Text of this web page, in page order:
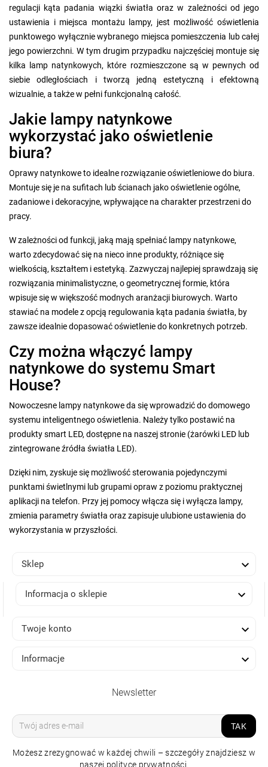
regulacji kąta padania wiązki światła oraz w zależności od jego
ustawienia i miejsca montażu lampy, jest możliwość oświetlenia
punktowego wyłącznie wybranego miejsca pomieszczenia lub całej
jego powierzchni. W tym drugim przypadku najczęściej montuje się
kilka lamp natynkowych, które rozmieszczone są w pewnych od
siebie odległościach i tworzą jedną estetyczną i efektowną
wizualnie, a także w pełni funkcjonalną całość.
Jakie lampy natynkowe
wykorzystać jako oświetlenie
biura?
Oprawy natynkowe to idealne rozwiązanie oświetleniowe do biura.
Montuje się je na sufitach lub ścianach jako oświetlenie ogólne,
zadaniowe i dekoracyjne, wpływające na charakter przestrzeni do
pracy.
W zależności od funkcji, jaką mają spełniać lampy natynkowe,
warto zdecydować się na nieco inne produkty, różniące się
wielkością, kształtem i estetyką. Zazwyczaj najlepiej sprawdzają się
rozwiązania minimalistyczne, o geometrycznej formie, która
wpisuje się w większość modnych aranżacji biurowych. Warto
stawiać na modele z opcją regulowania kąta padania światła, by
zawsze idealnie dopasować oświetlenie do konkretnych potrzeb.
Czy można włączyć lampy
natynkowe do systemu Smart
House?
Nowoczesne lampy natynkowe da się wprowadzić do domowego
systemu inteligentnego oświetlenia. Należy tylko postawić na
produkty smart LED, dostępne na naszej stronie (żarówki LED lub
zintegrowane źródła światła LED).
Dzięki nim, zyskuje się możliwość sterowania pojedynczymi
punktami świetlnymi lub grupami opraw z poziomu praktycznej
aplikacji na telefon. Przy jej pomocy włącza się i wyłącza lampy,
zmienia parametry światła oraz zapisuje ulubione ustawienia do
wykorzystania w przyszłości.
Sklep 
Informacja o sklepie 
Twoje konto 
Informacje 
Newsletter
TAK
Możesz zrezygnować w każdej chwili – szczegóły znajdziesz w
naszej polityce prywatności.